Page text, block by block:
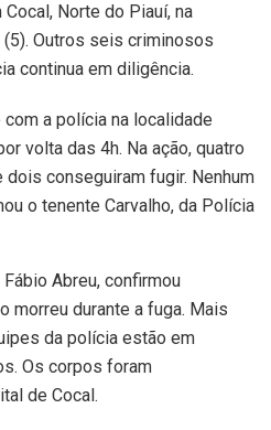
Norte do Piauí, na
Outros seis criminosos
continua em diligência.
a polícia na localidade
volta das 4h. Na ação, quatro
conseguiram fugir. Nenhum
o tenente Carvalho, da Polícia
Abreu, confirmou
morreu durante a fuga. Mais
da polícia estão em
Os corpos foram
de Cocal.